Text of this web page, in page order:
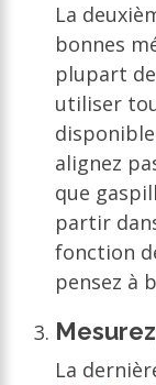
La
bonnes
plupart
utiliser
alignez
que
partir
fonction
pensez à
La